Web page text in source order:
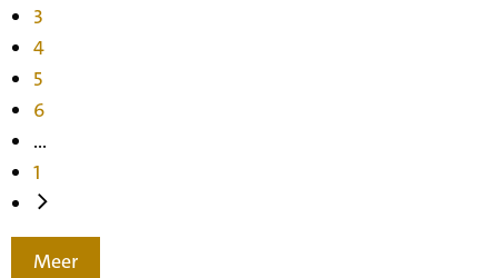
3
4
5
6
...
1
Meer